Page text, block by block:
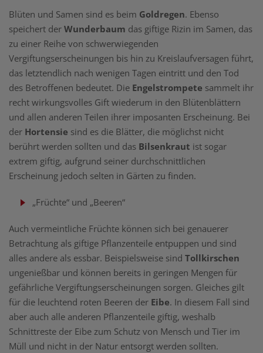
Blüten und Samen sind es beim Goldregen. Ebenso
speichert der Wunderbaum das giftige Rizin im Samen, das
zu einer Reihe von schwerwiegenden
Vergiftungserscheinungen bis hin zu Kreislaufversagen führt,
das letztendlich nach wenigen Tagen eintritt und den Tod
des Betroffenen bedeutet. Die Engelstrompete sammelt ihr
recht wirkungsvolles Gift wiederum in den Blütenblättern
und allen anderen Teilen ihrer imposanten Erscheinung. Bei
der Hortensie sind es die Blätter, die möglichst nicht
berührt werden sollten und das Bilsenkraut ist sogar
extrem giftig, aufgrund seiner durchschnittlichen
Erscheinung jedoch selten in Gärten zu finden.
„Früchte“ und „Beeren“
Auch vermeintliche Früchte können sich bei genauerer
Betrachtung als giftige Pflanzenteile entpuppen und sind
alles andere als essbar. Beispielsweise sind Tollkirschen
ungenießbar und können bereits in geringen Mengen für
gefährliche Vergiftungserscheinungen sorgen. Gleiches gilt
für die leuchtend roten Beeren der Eibe. In diesem Fall sind
aber auch alle anderen Pflanzenteile giftig, weshalb
Schnittreste der Eibe zum Schutz von Mensch und Tier im
Müll und nicht in der Natur entsorgt werden sollten.